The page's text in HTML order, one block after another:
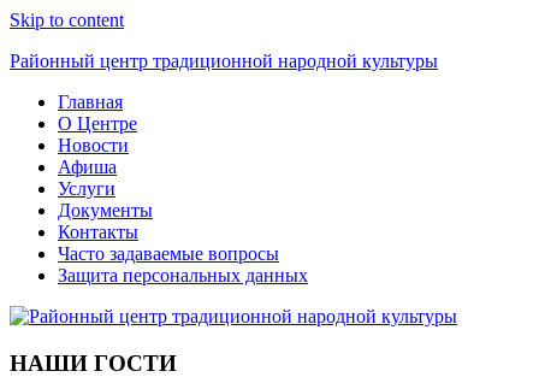
Skip to content
Районный центр традиционной народной культуры
Главная
О Центре
Новости
Афиша
Услуги
Документы
Контакты
Часто задаваемые вопросы
Защита персональных данных
НАШИ ГОСТИ